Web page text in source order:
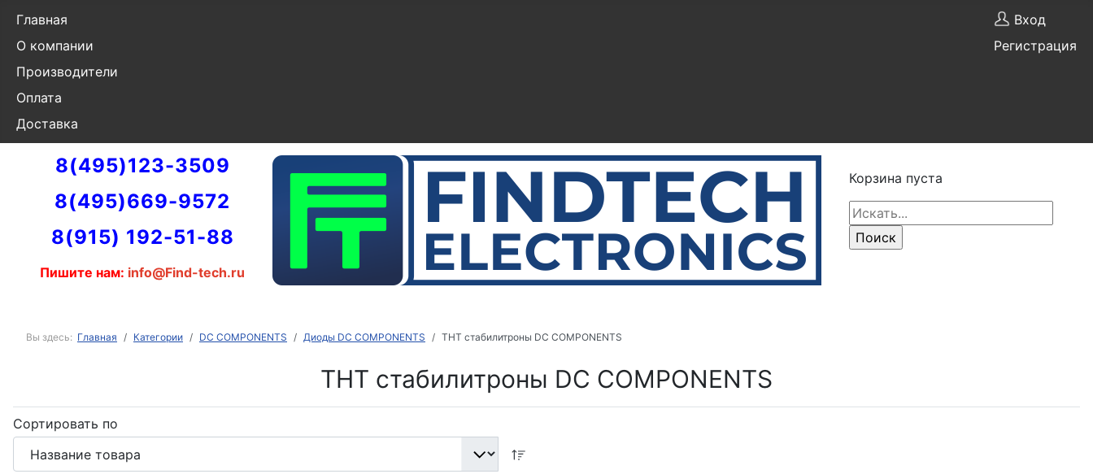
Главная
О компании
Производители
Оплата
Доставка
Вход
Регистрация
8(495)123-3509
8(495)669-9572
8(915) 192-51-88
Пишите нам: info@Find-tech.ru
Корзина пуста
Вы здесь: Главная Категории DC COMPONENTS Диоды DC COMPONENTS ТНТ стабилитроны DC COMPONENTS
ТНТ стабилитроны DC COMPONENTS
Сортировать по